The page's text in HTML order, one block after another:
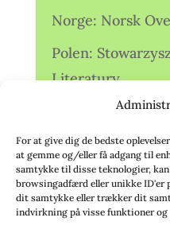
For at give dig de bedste
at gemme og/eller få adgang til
samtykke til disse teknologier,
browsingadfærd eller unikke ID'er
dit samtykke eller trækker dit
indvirkning på visse funktioner og
Norge: Norsk
Polen:
Literatury
Storbritannien:
Association (TA)
Sverige:
Sverige: